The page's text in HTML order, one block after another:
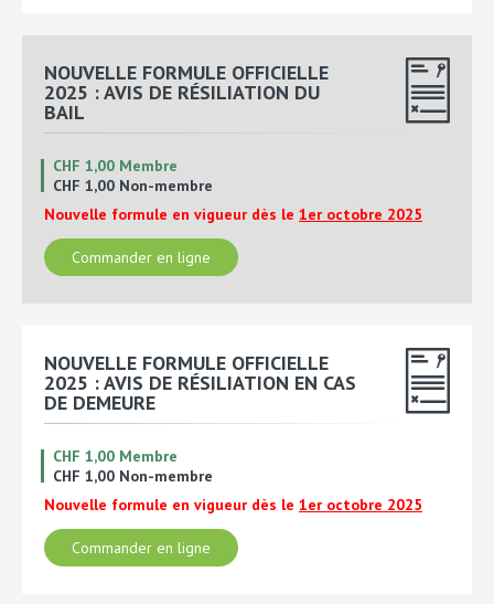
NOUVELLE FORMULE OFFICIELLE
2025 : AVIS DE RÉSILIATION DU
BAIL
CHF 1,00 Membre
CHF 1,00 Non-membre
Nouvelle formule en vigueur dès le 1er octobre 2025
Commander en ligne
NOUVELLE FORMULE OFFICIELLE
2025 : AVIS DE RÉSILIATION EN CAS
DE DEMEURE
CHF 1,00 Membre
CHF 1,00 Non-membre
Nouvelle formule en vigueur dès le 1er octobre 2025
Commander en ligne